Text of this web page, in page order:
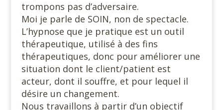
trompons pas d’adversaire.
Moi je parle de SOIN, non de spectacle.
L’hypnose que je pratique est un outil
thérapeutique, utilisé à des fins
thérapeutiques, donc pour améliorer une
situation dont le client/patient est
acteur, dont il souffre, et pour lequel il
désire un changement.
Nous travaillons à partir d’un objectif